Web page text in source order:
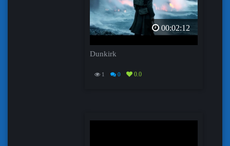
00:02:12
Dunkirk
1 0 0.0